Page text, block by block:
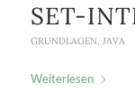
SET-
GRUNDLAGEN, JAVA
Weiterlesen